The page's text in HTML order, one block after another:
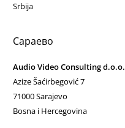
Srbija
Сараево
Audio Video Consulting d.o.o.
Azize Šaćirbegović 7
71000 Sarajevo
Bosna i Hercegovina